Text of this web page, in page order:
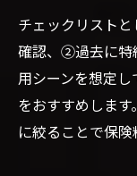
チェックリスト
確認、②過去に特
用シーンを想定
をおすすめしま
に絞ることで保険